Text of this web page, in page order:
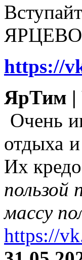
ЯРЦЕВО
https://
ЯрТим |
Очень
отдыха
Их
пользой
массу
https://